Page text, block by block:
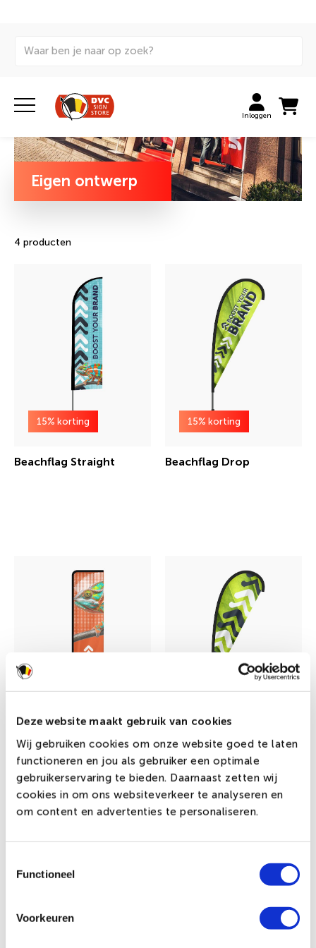
Deze website maakt gebruik van cookies
Wij gebruiken cookies om onze website goed te laten
functioneren en jou als gebruiker een optimale
gebruikerservaring te bieden. Daarnaast zetten wij
cookies in om ons websiteverkeer te analyseren en
om content en advertenties te personaliseren.
Functioneel
Voorkeuren
Inloggen
Eigen ontwerp
4 producten
15% korting
Beachflag Straight
15% korting
Beachflag Drop
Beachflag Square Beachvlaggen ECO
bestellen